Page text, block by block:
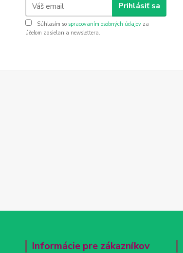
Prihlásiť sa
Súhlasím so spracovaním osobných údajov za
účelom zasielania newslettera.
Informácie pre zákazníkov